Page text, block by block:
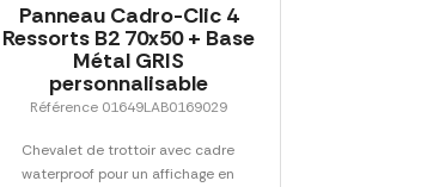
Panneau Cadro-Clic 4
Ressorts B2 70x50 + Base
Métal GRIS
personnalisable
Référence 01649LAB0169029
Chevalet de trottoir avec cadre
waterproof pour un affichage en